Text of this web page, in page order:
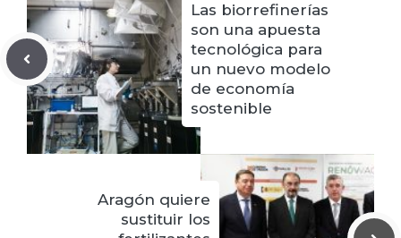
Las biorrefinerías
son una apuesta
tecnológica para
un nuevo modelo
de economía
sostenible
Aragón quiere
sustituir los